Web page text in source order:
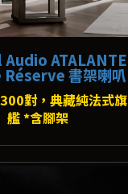
ATALANTE
書架喇叭
對，典藏純法式旗
艦 *含腳架